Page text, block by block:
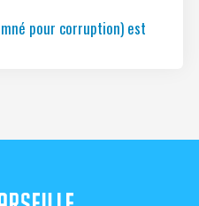
pour corruption) est